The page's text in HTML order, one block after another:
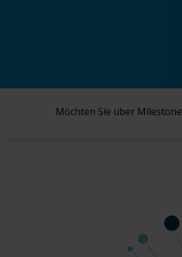
Möchten Sie über Milestone